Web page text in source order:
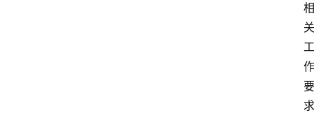
相
关
工
作
要
求